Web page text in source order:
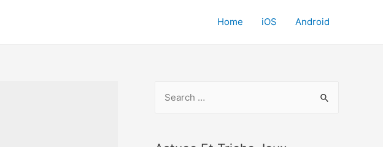
Home iOS Android
r